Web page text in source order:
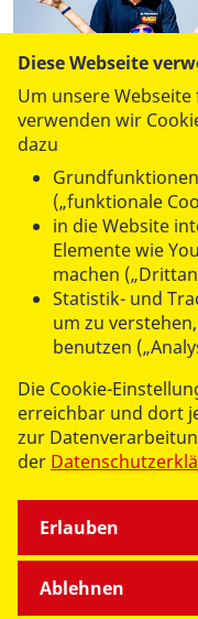
Bewirken Sie etwas.
Werden Sie
Mehr lesen
Diese Webseite
Um unsere
verwenden wir
dazu
(„funktionale
in die Website
Elemente wie
machen
Statistik- und
um zu
benutzen
Die Cookie-
erreichbar und dort
zur
der
Ablehnen
Erlauben